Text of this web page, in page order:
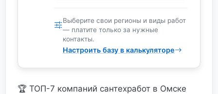
Выберите свои регионы и виды работ
— платите только за нужные
контакты.
Настроить базу в калькуляторе
🏆 ТОП-7 компаний сантехработ в Омске